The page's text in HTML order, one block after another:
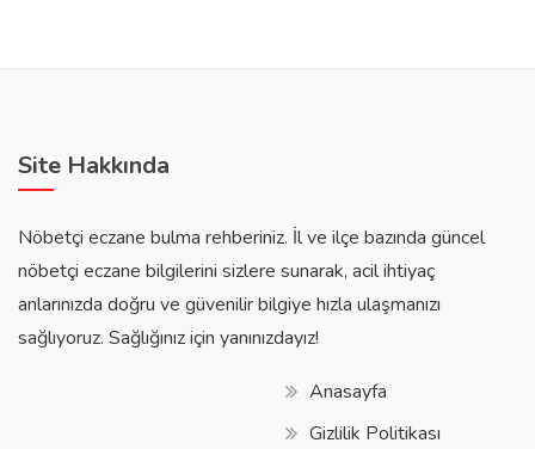
Site Hakkında
Nöbetçi eczane bulma rehberiniz. İl ve ilçe bazında güncel
nöbetçi eczane bilgilerini sizlere sunarak, acil ihtiyaç
anlarınızda doğru ve güvenilir bilgiye hızla ulaşmanızı
sağlıyoruz. Sağlığınız için yanınızdayız!
Anasayfa
Gizlilik Politikası